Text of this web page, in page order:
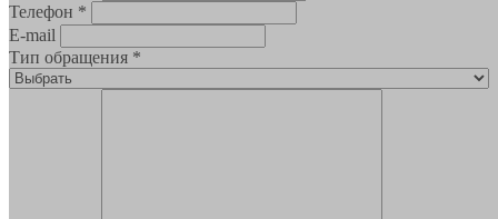
Телефон *
E-mail
Тип обращения *